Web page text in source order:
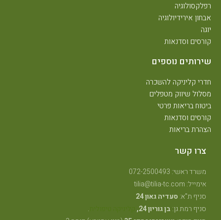
רפלקסולוגיה
אבחון אירידיולוגיה
קורסים וסדנאות
שירותים נוספים
חדרי קליניקה להשכרה
מסלול שיווק מטפלים
ביטוח בריאות פרטי
קורסים וסדנאות
הצהרת בריאות
צרו קשר
משרד ראשי: 072-2500493
אימייל: tilia@tilia-tc.com
סניף ת"א:סעדיה גאון 24
סניף רמת גן:בן גוריון 24, קליניקה טיפולית